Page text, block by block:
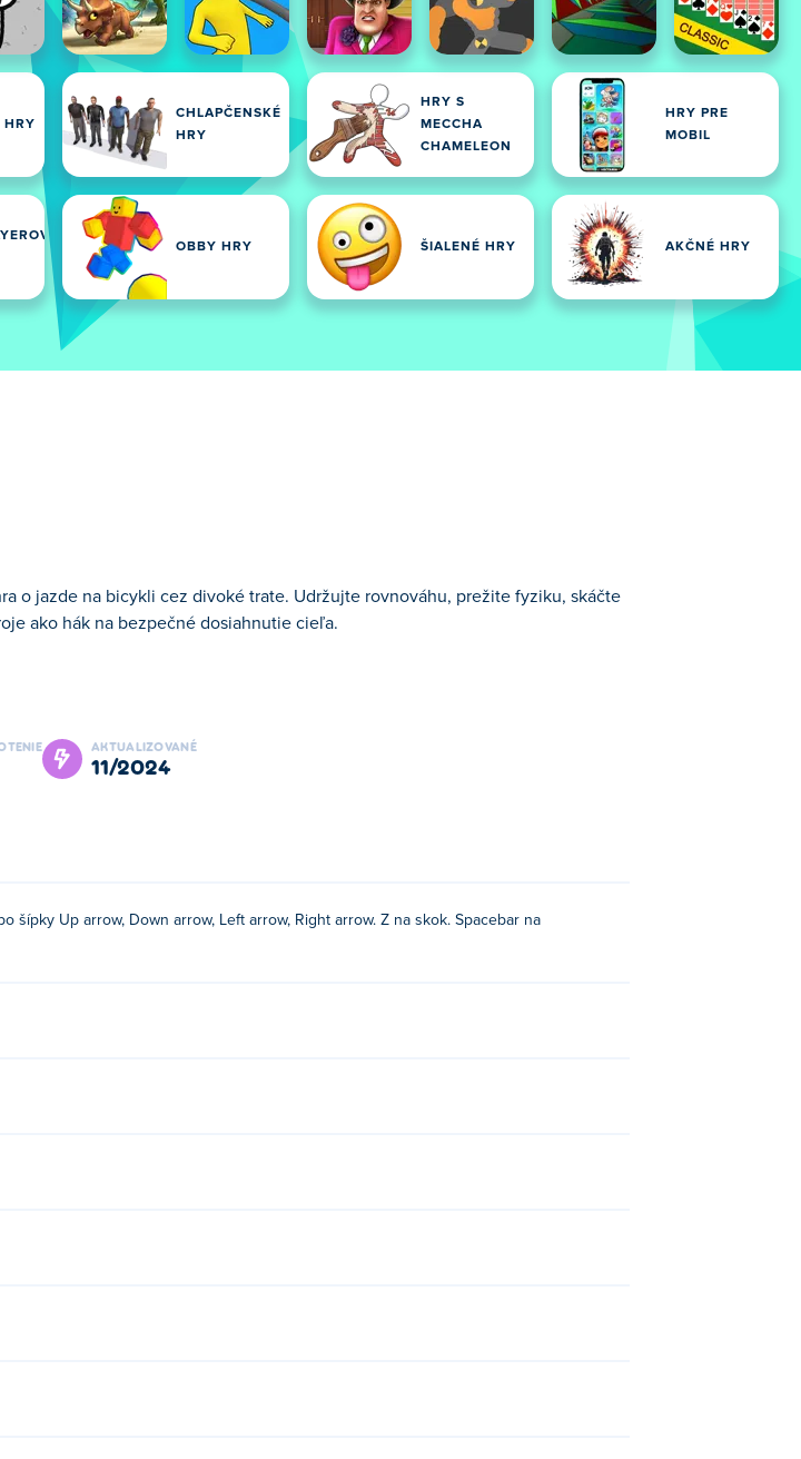
HRY
CHLAPČENSKÉ
HRY
HRY S
MECCHA
CHAMELEON
HRY PRE
MOBIL
OBBY HRY ŠIALENÉ HRY AKČNÉ HRY
o jazde na bicykli cez divoké trate. Udržujte rovnováhu, prežite fyziku, skáčte
ako hák na bezpečné dosiahnutie cieľa.
.
AKTUALIZOVANÉ
11/2024
šípky Up arrow, Down arrow, Left arrow, Right arrow. Z na skok. Spacebar na